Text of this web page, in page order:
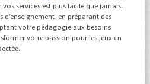
services est plus facile que jamais.
d’enseignement, en préparant des
votre pédagogie aux besoins
votre passion pour les jeux en